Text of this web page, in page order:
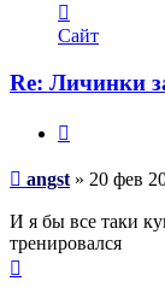
информация
Сайт
Re: Личинки
Сообщение
angst » 20 фев
И я бы все таки
тренировался